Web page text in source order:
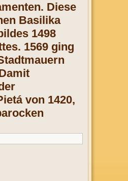
Diese
Basilika
1498
1569 ging
von 1420,